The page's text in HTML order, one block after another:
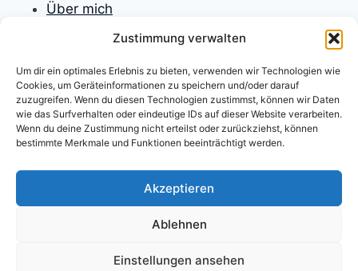
Zustimmung verwalten
Um dir ein optimales Erlebnis zu bieten, verwenden wir Technologien wie
Cookies, um Geräteinformationen zu speichern und/oder darauf
zuzugreifen. Wenn du diesen Technologien zustimmst, können wir Daten
wie das Surfverhalten oder eindeutige IDs auf dieser Website verarbeiten.
Wenn du deine Zustimmung nicht erteilst oder zurückziehst, können
bestimmte Merkmale und Funktionen beeinträchtigt werden.
Akzeptieren
Ablehnen
Einstellungen ansehen
Über mich
Unfallversicherungen
Verfassungsrecht
Versicherungen
Versicherungsrecht
Willkommen
Zivilprozessrecht
Datenschutzerklärung